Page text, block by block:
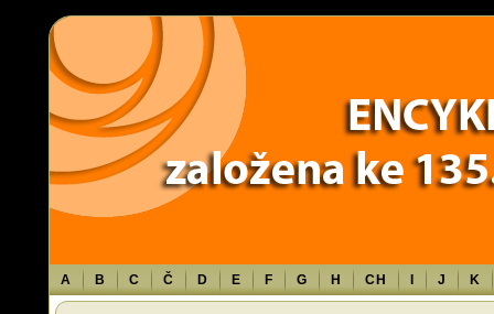
Warning: Use of undefined constant TXT - assumed 'TXT' (this will throw
content/themes/sablona/functions.php
A B C Č D E F G H CH J K